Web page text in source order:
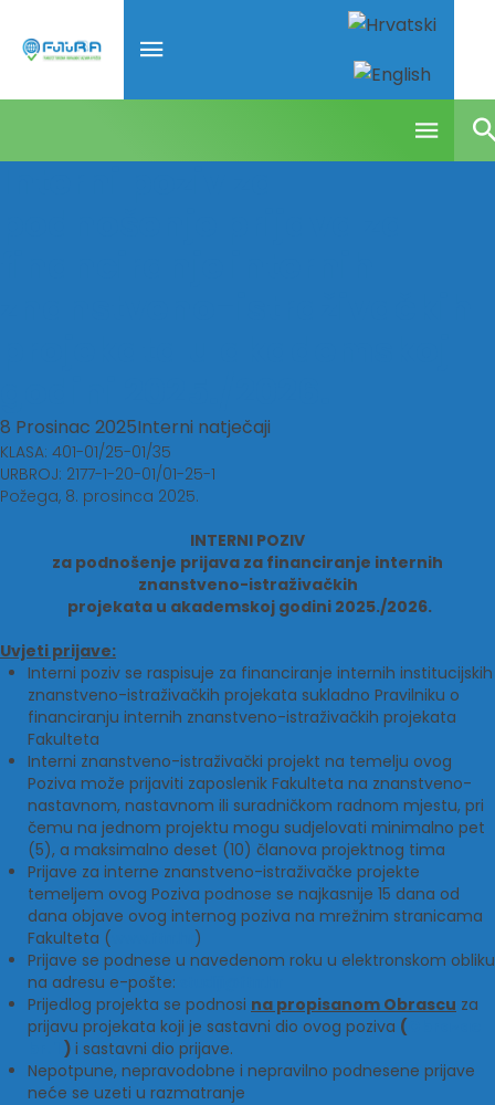
8 Prosinac 2025Interni natječaji
KLASA: 401-01/25-01/35
URBROJ: 2177-1-20-01/01-25-1
Požega, 8. prosinca 2025.
INTERNI POZIV
za podnošenje prijava za financiranje internih
znanstveno-istraživačkih
projekata u akademskoj godini 2025./2026.
Uvjeti prijave:
Interni poziv se raspisuje za financiranje internih institucijskih
znanstveno-istraživačkih projekata sukladno Pravilniku o
financiranju internih znanstveno-istraživačkih projekata
Fakulteta
Interni znanstveno-istraživački projekt na temelju ovog
Poziva može prijaviti zaposlenik Fakulteta na znanstveno-
nastavnom, nastavnom ili suradničkom radnom mjestu, pri
čemu na jednom projektu mogu sudjelovati minimalno pet
(5), a maksimalno deset (10) članova projektnog tima
Prijave za interne znanstveno-istraživačke projekte
temeljem ovog Poziva podnose se najkasnije 15 dana od
dana objave ovog internog poziva na mrežnim stranicama
Fakulteta (
)
Prijave se podnese u navedenom roku u elektronskom obliku
na adresu e-pošte:
Prijedlog projekta se podnosi na propisanom Obrascu za
prijavu projekata koji je sastavni dio ovog poziva (
) i sastavni dio prijave.
Nepotpune, nepravodobne i nepravilno podnesene prijave
neće se uzeti u razmatranje